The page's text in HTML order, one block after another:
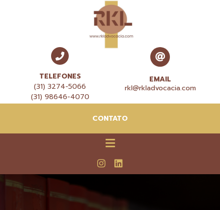
TELEFONES
(31) 3274-5066
(31) 98646-4070
EMAIL
rkl@rkladvocacia.com
CONTATO